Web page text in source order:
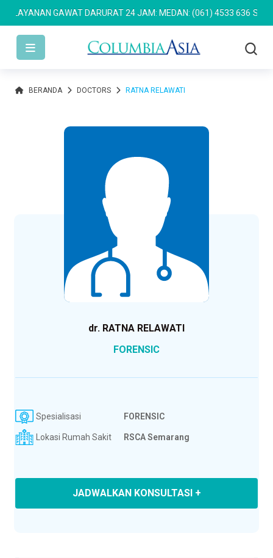
LAYANAN GAWAT DARURAT 24 JAM: MEDAN: (061) 4533 636
BERANDA DOCTORS RATNA RELAWATI
dr. RATNA RELAWATI
FORENSIC
Spesialisasi FORENSIC
Lokasi Rumah Sakit RSCA Semarang
JADWALKAN KONSULTASI +